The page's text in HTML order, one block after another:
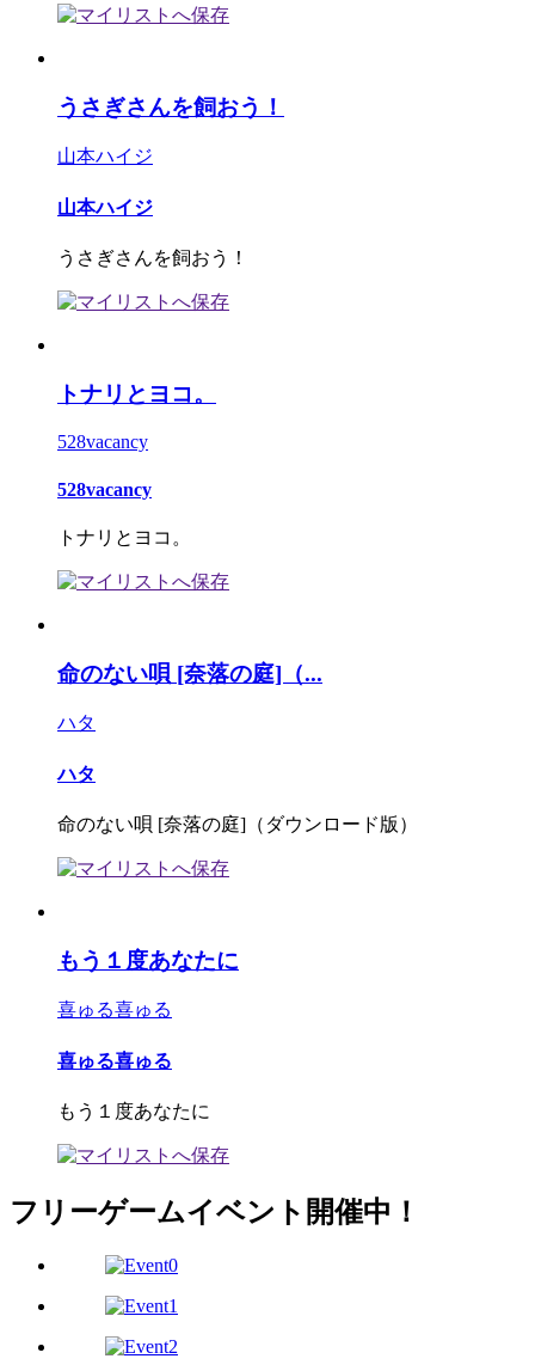
うさぎさんを飼おう！
山本ハイジ
山本ハイジ
うさぎさんを飼おう！
トナリとヨコ。
528vacancy
528vacancy
トナリとヨコ。
命のない唄 [奈落の庭]（...
ハタ
ハタ
命のない唄 [奈落の庭]（ダウンロード版）
もう１度あなたに
喜ゅる喜ゅる
喜ゅる喜ゅる
もう１度あなたに
フリーゲームイベント開催中！